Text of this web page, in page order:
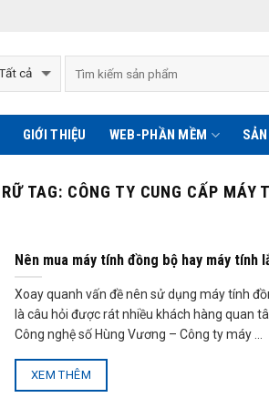
GIỚI THIỆU WEB-PHẦN MỀM
TAG: CÔNG TY CUNG CẤP MÁY
Nên mua máy tính đồng bộ hay máy tính
Xoay quanh vấn đề nên sử dụng máy tính
là câu hỏi được rát nhiều khách hàng quan
Công nghệ số Hùng Vương – Công ty máy ...
XEM THÊM